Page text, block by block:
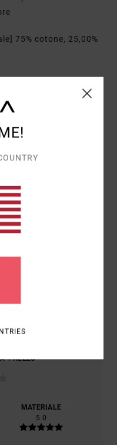
75% cotone, 25,00%
/5
DAL SETTEMBRE 2025
PREZZO
MATERIALE
5.0